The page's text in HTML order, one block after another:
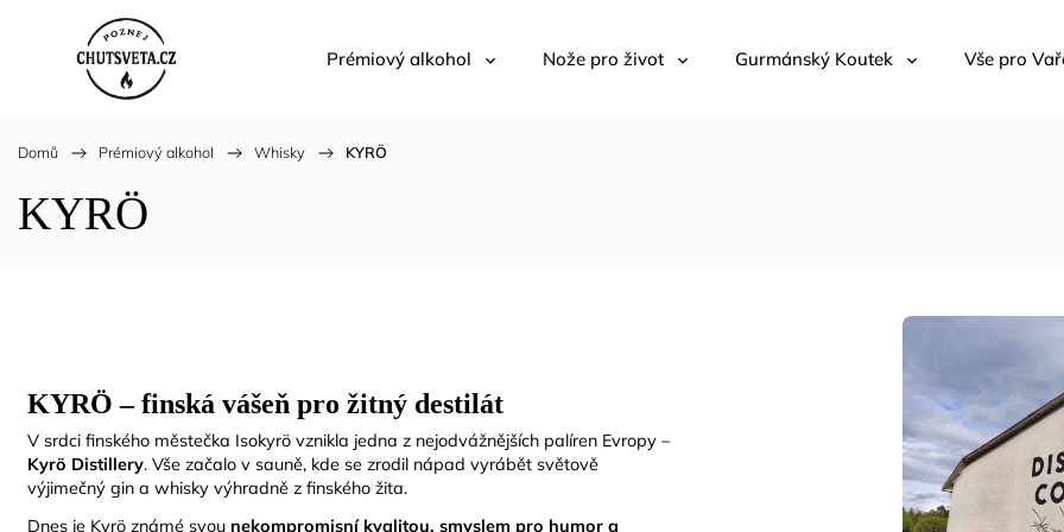
Prémiový alkohol Nože pro život Gurmánský Koutek Vše pro
Domů / Prémiový alkohol / Whisky / KYRÖ
KYRÖ
KYRÖ – finská vášeň pro žitný destilát
V srdci finského městečka Isokyrö vznikla jedna z nejodvážnějších palíren Evropy –
Kyrö Distillery. Vše začalo v sauně, kde se zrodil nápad vyrábět světově
výjimečný gin a whisky výhradně z finského žita.
Dnes je Kyrö známé svou nekompromisní kvalitou, smyslem pro humor a